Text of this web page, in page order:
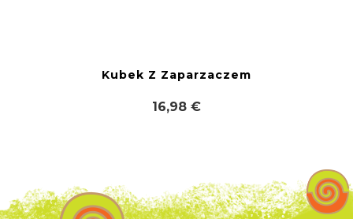
Kubek Z Zaparzaczem
16,98 €